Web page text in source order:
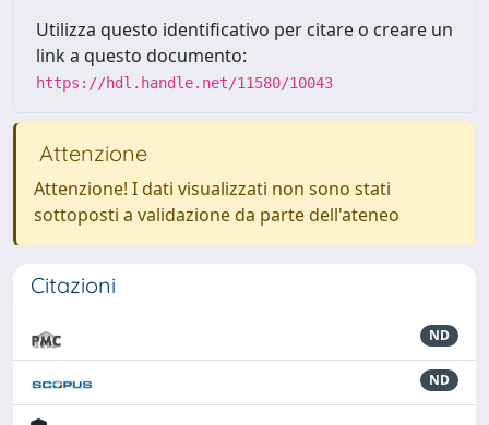
Utilizza questo identificativo per citare o creare un
link a questo documento:
https://hdl.handle.net/11580/10043
Attenzione
Attenzione! I dati visualizzati non sono stati
sottoposti a validazione da parte dell'ateneo
Citazioni
ND
ND